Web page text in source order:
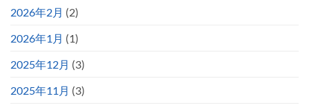
2026年2月 (2)
2026年1月 (1)
2025年12月 (3)
2025年11月 (3)